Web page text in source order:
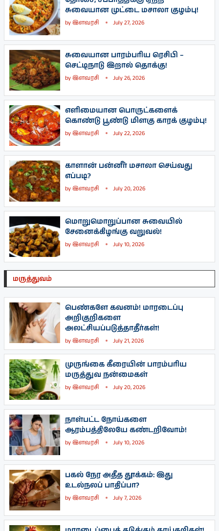
சுவையான முட்டை மசாலா குழம்பு!
byஇளவரசி July 27, 2026
சுவையான பாரம்பரிய ரெசிபி –
செட்டிநாடு இறால் தொக்கு!
byஇளவரசி July 26, 2026
எளிமையான பொருட்களைக்
கொண்டு பூண்டு மிளகு காரக் குழம்பு!
byஇளவரசி July 22, 2026
காளான் பன்னீர் மசாலா செய்வது
எப்படி?
byஇளவரசி July 20, 2026
மொறுமொறுப்பான சுவையில்
சேனைக்கிழங்கு வறுவல்!
byஇளவரசி July 10, 2026
மருத்துவம்
பெண்களே கவனம்! மாரடைப்பு
அறிகுறிகளை
அலட்சியப்படுத்தாதீர்கள்!
byஇளவரசி July 21, 2026
முருங்கை கீரையின் பாரம்பரிய
மருத்துவ நன்மைகள்
byஇளவரசி July 20, 2026
நாள்பட்ட நோய்களை
ஆரம்பத்திலேயே கண்டறிவோம்!
byஇளவரசி July 10, 2026
பகல் நேர அதீத தூக்கம்: இது
உடல்நலப் பாதிப்பா?
byஇளவரசி July 7, 2026